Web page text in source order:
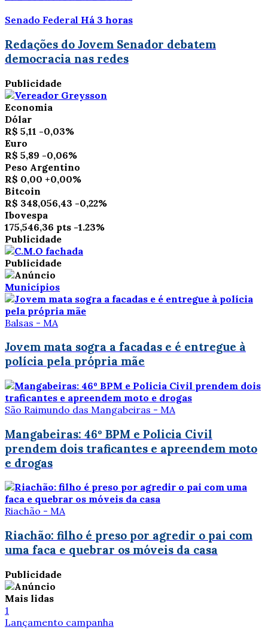
Senado Federal Há 3 horas
Redações do Jovem Senador debatem
democracia nas redes
Publicidade
Economia
Dólar
R$ 5,11 -0,03%
Euro
R$ 5,89 -0,06%
Peso Argentino
R$ 0,00 +0,00%
Bitcoin
R$ 348,056,43 -0,22%
Ibovespa
175,546,36 pts -1.23%
Publicidade
Publicidade
Municípios
Balsas - MA
Jovem mata sogra a facadas e é entregue à
polícia pela própria mãe
São Raimundo das Mangabeiras - MA
Mangabeiras: 46º BPM e Policia Civil
prendem dois traficantes e apreendem moto
e drogas
Riachão - MA
Riachão: filho é preso por agredir o pai com
uma faca e quebrar os móveis da casa
Publicidade
Mais lidas
1
Lançamento campanha